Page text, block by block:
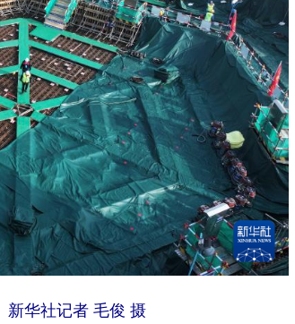
新华社记者 毛俊 摄